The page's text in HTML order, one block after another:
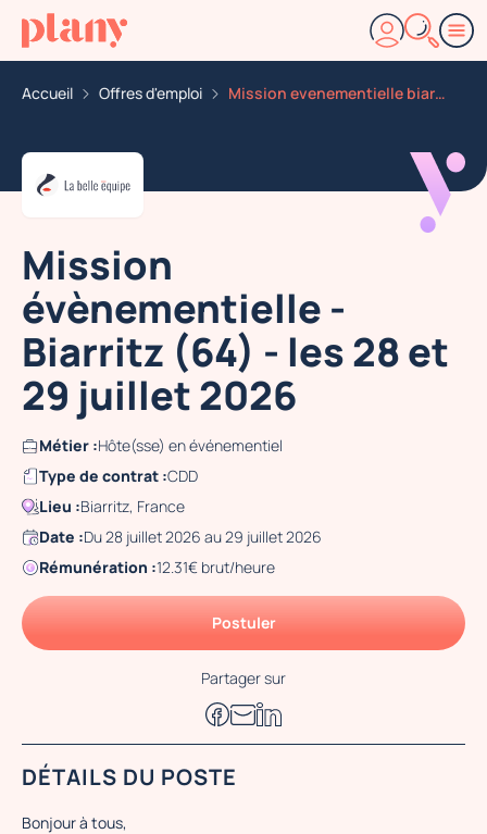
Accueil Offres d'emploi Mission evenementielle biarritz 64 les 28 et 29 juille
Mission
évènementielle -
Biarritz (64) - les 28 et
29 juillet 2026
Métier :Hôte(sse) en événementiel
Type de contrat :CDD
Lieu :Biarritz, France
Date :Du 28 juillet 2026 au 29 juillet 2026
Rémunération :12.31€ brut/heure
Postuler
Partager sur
DÉTAILS DU POSTE
Bonjour à tous,